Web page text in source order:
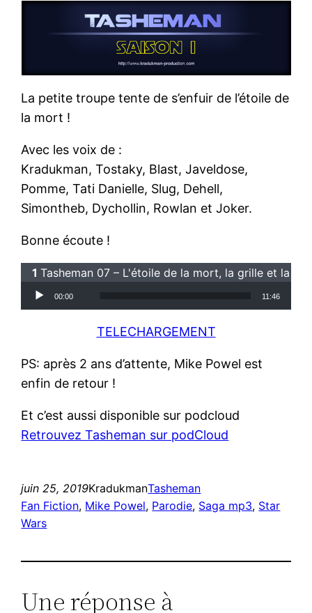
La petite troupe tente de s’enfuir de l’étoile de
la mort !
Avec les voix de :
Kradukman, Tostaky, Blast, Javeldose,
Pomme, Tati Danielle, Slug, Dehell,
Simontheb, Dychollin, Rowlan et Joker.
Bonne écoute !
Tasheman 07 – L'étoile de la mort, la grille et la
Lecteur audio
00:00 11:46
TELECHARGEMENT
PS: après 2 ans d’attente, Mike Powel est
enfin de retour !
Et c’est aussi disponible sur podcloud
Retrouvez Tasheman sur podCloud
juin 25, 2019KradukmanTasheman
Fan Fiction, Mike Powel, Parodie, Saga mp3, Star
Wars
Une réponse à